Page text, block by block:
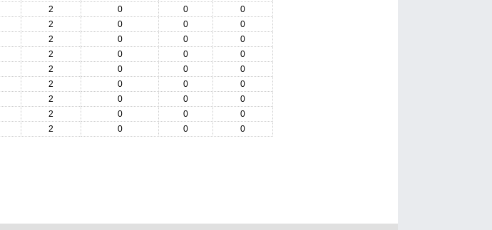
2 0 0
0
2 0 0
0
2 0 0
0
2 0 0
0
2 0 0
0
2 0 0
0
2 0 0
0
2 0 0
0
2 0 0 0